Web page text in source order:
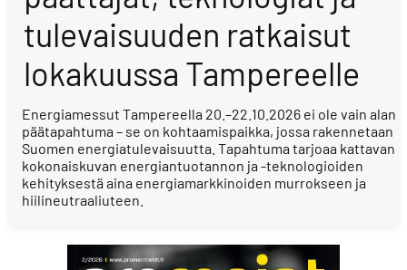
tulevaisuuden ratkaisut
lokakuussa Tampereelle
Energiamessut Tampereella 20.–22.10.2026 ei ole vain alan
päätapahtuma – se on kohtaamispaikka, jossa rakennetaan
Suomen energiatulevaisuutta. Tapahtuma tarjoaa kattavan
kokonaiskuvan energiantuotannon ja -teknologioiden
kehityksestä aina energiamarkkinoiden murrokseen ja
hiilineutraaliuteen.